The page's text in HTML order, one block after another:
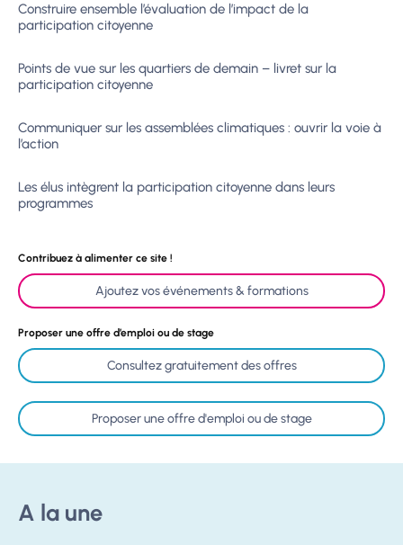
Construire ensemble l’évaluation de l’impact de la
participation citoyenne
Points de vue sur les quartiers de demain – livret sur la
participation citoyenne
Communiquer sur les assemblées climatiques : ouvrir la voie à
l’action
Les élus intègrent la participation citoyenne dans leurs
programmes
Contribuez à alimenter ce site !
Ajoutez vos événements & formations
Proposer une offre d’emploi ou de stage
Consultez gratuitement des offres
Proposer une offre d'emploi ou de stage
A la une